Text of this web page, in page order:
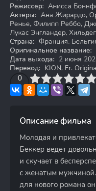
Режиссер: Анисса
Актеры: Ана Жирардо,
Ренье, Филипп Реббо,
Лукас Энгландер,
Страна: Франция,
Оригинальное название:
Дата выхода: 2 июня
Перевод: KION, Fr.
0
4 6 7 8 9 10
Описание фильма
Молодая и
Беккер ведет
и скучает в
с женатым
для нового романа